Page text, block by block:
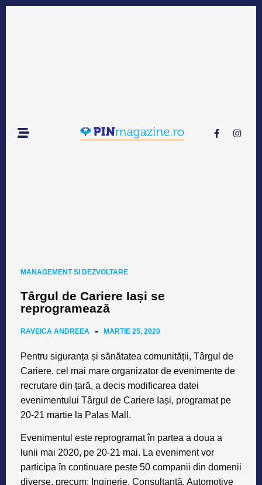
MANAGEMENT SI DEZVOLTARE
Târgul de Cariere Iași se
reprogramează
RAVEICA ANDREEA MARTIE 25, 2020
Pentru siguranța și sănătatea comunității, Târgul de
Cariere, cel mai mare organizator de evenimente de
recrutare din țară, a decis modificarea datei
evenimentului Târgul de Cariere Iași, programat pe
20-21 martie la Palas Mall.
Evenimentul este reprogramat în partea a doua a
lunii mai 2020, pe 20-21 mai. La eveniment vor
participa în continuare peste 50 companii din domenii
diverse, precum: Inginerie, Consultanță, Automotive